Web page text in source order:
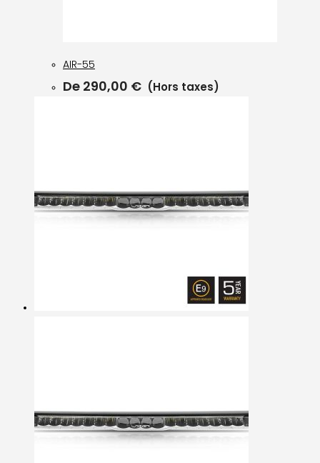
AIR-55
De 290,00 € (Hors taxes)